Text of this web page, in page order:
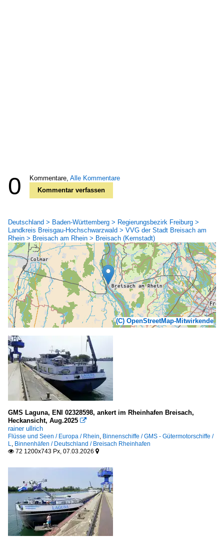
0 Kommentare, Alle Kommentare
Kommentar verfassen
Deutschland > Baden-Württemberg > Regierungsbezirk Freiburg >
Landkreis Breisgau-Hochschwarzwald > VVG der Stadt Breisach am
Rhein > Breisach am Rhein > Breisach (Kernstadt)
(C) OpenStreetMap-Mitwirkende
GMS Laguna, ENI 02328598, ankert im Rheinhafen Breisach,
Heckansicht, Aug.2025 
rainer ullrich
Flüsse und Seen / Europa / Rhein Binnenschiffe / GMS - Gütermotorschiffe /
L
Binnenhäfen / Deutschland / Breisach Rheinhafen
 72 1200x743 Px, 07.03.2026 